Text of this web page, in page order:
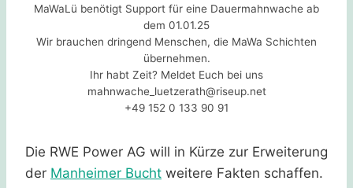
MaWaLü benötigt Support für eine Dauermahnwache ab
dem 01.01.25
Wir brauchen dringend Menschen, die MaWa Schichten
übernehmen.
Ihr habt Zeit? Meldet Euch bei uns
mahnwache_luetzerath@riseup.net
+49 152 0 133 90 91
Die RWE Power AG will in Kürze zur Erweiterung
der Manheimer Bucht weitere Fakten schaffen.